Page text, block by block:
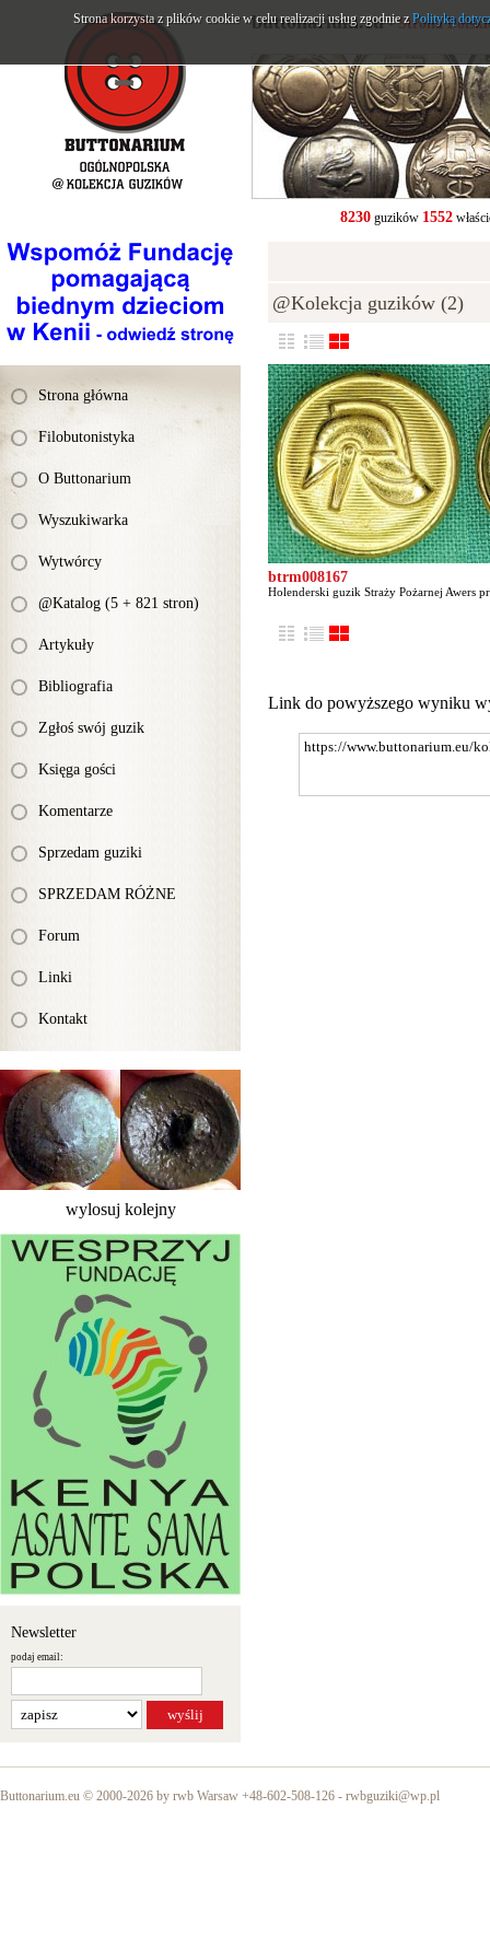
Strona główna
Filobutonistyka
O Buttonarium
Wyszukiwarka
Wytwórcy
@Katalog (5 + 821 stron)
Artykuły
Bibliografia
Zgłoś swój guzik
Księga gości
Komentarze
Sprzedam guziki
SPRZEDAM RÓŻNE
Forum
Linki
Kontakt
wylosuj kolejny
Newsletter
podaj email:
buttonarium.eu- Strona
8230guzików 1552
@Kolekcja guzików (2)
btrm008167
Holenderski guzik Straży Pożarnej Awers
Link do powyższego wyniku
Buttonarium.eu © 2000-2026 by rwb Warsaw +48-602-508-126 - rwbguziki@wp.pl
Strona korzysta z plików cookie w celu realizacji usług zgodnie zPolityką